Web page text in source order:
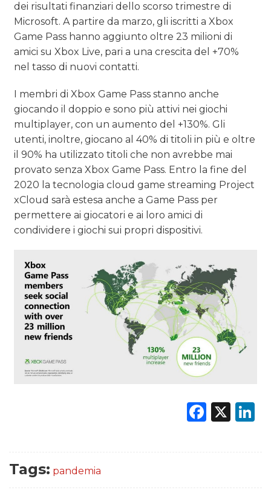
RICERCHE
PREVISIONI/SCENARI
NORMATIVE
TREND
CASE HISTORY
OPINIONI
dei risultati finanziari dello scorso trimestre di
Microsoft. A partire da marzo, gli iscritti a Xbox
Game Pass hanno aggiunto oltre 23 milioni di
amici su Xbox Live, pari a una crescita del +70%
nel tasso di nuovi contatti.
I membri di Xbox Game Pass stanno anche
giocando il doppio e sono più attivi nei giochi
multiplayer, con un aumento del +130%. Gli
utenti, inoltre, giocano al 40% di titoli in più e oltre
il 90% ha utilizzato titoli che non avrebbe mai
provato senza Xbox Game Pass. Entro la fine del
2020 la tecnologia cloud game streaming Project
xCloud sarà estesa anche a Game Pass per
permettere ai giocatori e ai loro amici di
condividere i giochi sui propri dispositivi.
X
Tags: pandemia